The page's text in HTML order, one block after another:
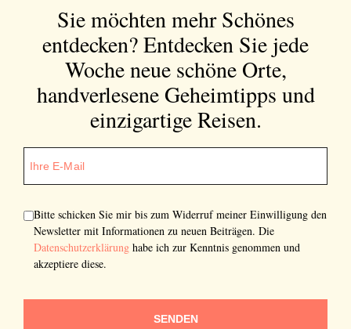
Sie möchten mehr Schönes
entdecken?Entdecken Sie jede
Woche neue schöne Orte,
handverlesene Geheimtipps und
einzigartige Reisen.
Bitte schicken Sie mir bis zum Widerruf meiner Einwilligung den
Newsletter mit Informationen zu neuen Beiträgen. Die
Datenschutzerklärung habe ich zur Kenntnis genommen und
akzeptiere diese.
SENDEN